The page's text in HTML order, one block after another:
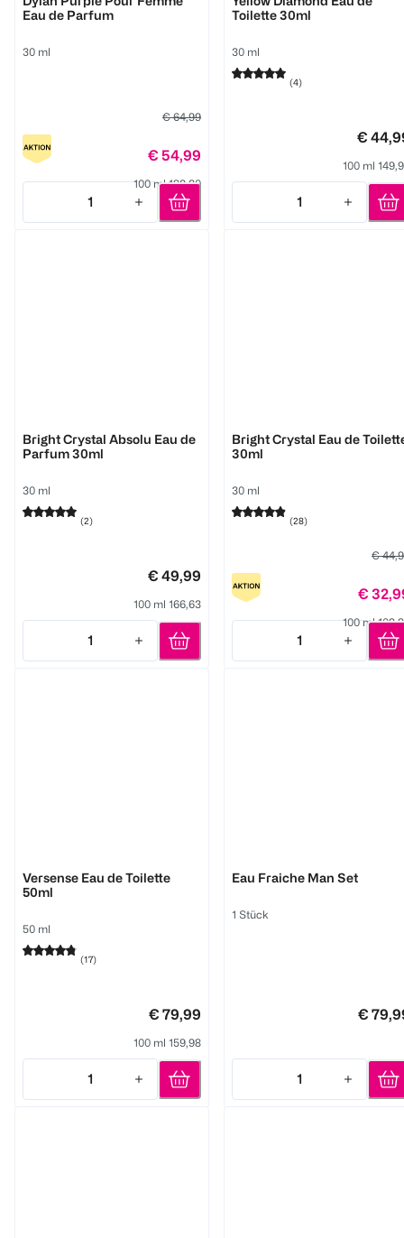
Eau de Parfum
30 ml
€ 64,99
€ 54,99
100 ml 183,30
1
Quantity: 1
Toilette 30ml
30 ml
(4)
€
100 ml
1
Quantity: 1
Bright Crystal Absolu Eau de
Parfum 30ml
30 ml
(2)
€ 49,99
100 ml 166,63
1
Quantity: 1
Bright Crystal Eau de
30ml
30 ml
(28)
€
€
100 ml
1
Quantity: 1
Versense Eau de Toilette
50ml
50 ml
(17)
€ 79,99
100 ml 159,98
1
Quantity: 1
Eau Fraiche Man Set
1 Stück
€
1
Quantity: 1